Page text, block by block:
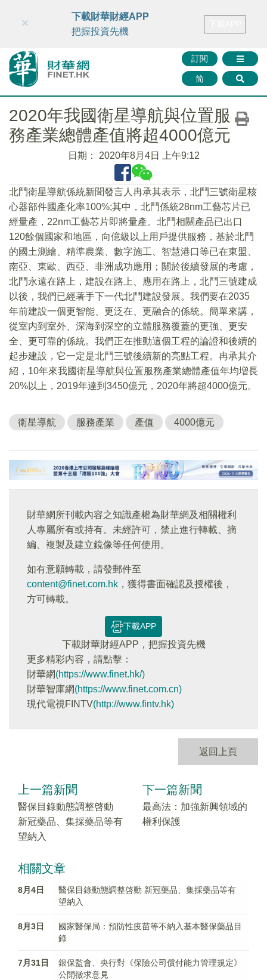
財華智庫網 FINTV FINMETA 財華證券 媒體矩陣
訂閱
简
×
下載財華財經APP
把握投資先機
2020年我國衛星導航與位置服
務產業總體產值將超4000億元
日期： 2020年8月4日 上午9:12
北鬥衛星導航係統新聞發言人冉承其表示，北鬥三號衛星核
心器部件國產化率100%;其中，北鬥係統28nm工藝芯片已
經量產，22nm工藝芯片即將量產。北鬥相關產品已出口
120餘個國家和地區，向億級以上用戶提供服務，基於北鬥
的國土測繪、精準農業、數字施工、智慧港口等已在東盟、
南亞、東歐、西亞、非洲成功應用；關於後續發展的考慮，
北鬥永遠在路上，建設在路上、應用在路上，北鬥三號建成
以後，我們已經著手下一代北鬥建設發展。我們要在2035
年前建設一個更智能、更泛在、更融合的係統。簡單來講，
從室内到室外、深海到深空的立體服務覆蓋的更強、更安
全、更可靠的係統。我們正在推動這個工程的論證和後續的
起步建設，它一定是北鬥三號後續新的亮點工程。冉承其介
紹，10年來我國衛星導航與位置服務產業總體產值年均増長
20%以上，2019年達到3450億元，2020年將超4000億元。
衛星導航 服務產業 產值 4000億元
財華網所刊載內容之知識產權為財華網及相關權利
人專屬所有或持有。未經許可，禁止進行轉載、摘
編、複製及建立鏡像等任何使用。
如有意願轉載，請發郵件至
content@finet.com.hk ，獲得書面確認及授權後，
方可轉載。
下載APP
下載財華財經APP，把握投資先機
更多精彩内容，請點擊：
財華網(https://www.finet.hk/)
財華智庫網(https://www.finet.com.cn)
現代電視FINTV(http://www.fintv.hk)
返回上頁
上一篇新聞
醫保目錄動態調整啓動
新冠藥品、集採藥品等有
望納入
下一篇新聞
最高法：加強新興領域的
權利保護
相關文章
8月4日
醫保目錄動態調整啓動 新冠藥品、集採藥品等有
望納入
8月3日
國家醫保局：預防性疫苗等不納入基本醫保藥品目
錄
7月31日
銀保監會、央行對《保險公司償付能力管理規定》
公開徵求意見